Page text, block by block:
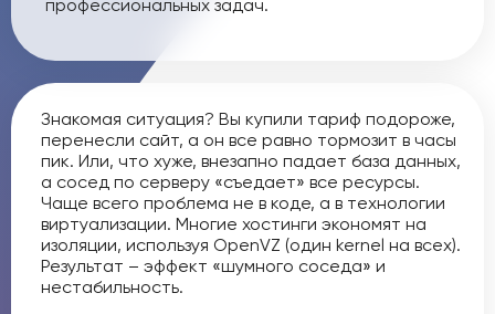
профессиональных задач.
Знакомая ситуация? Вы купили тариф подороже,
перенесли сайт, а он все равно тормозит в часы
пик. Или, что хуже, внезапно падает база данных,
а сосед по серверу «съедает» все ресурсы.
Чаще всего проблема не в коде, а в технологии
виртуализации. Многие хостинги экономят на
изоляции, используя OpenVZ (один kernel на всех).
Результат – эффект «шумного соседа» и
нестабильность.